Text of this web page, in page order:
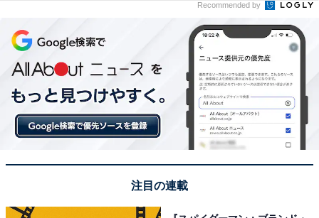
タカラトミーアーツ
発売日
2026年6月
価格
税込400円
ラインアップ
Recommended by
注目の連載